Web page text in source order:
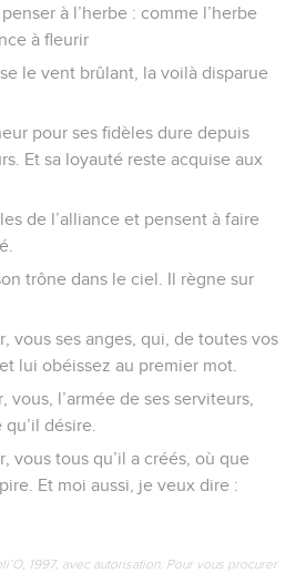
à l’herbe : comme l’herbe
à fleurir
le vent brûlant, la voilà disparue
pour ses fidèles dure depuis
Et sa loyauté reste acquise aux
de l’alliance et pensent à faire
trône dans le ciel. Il règne sur
vous ses anges, qui, de toutes vos
lui obéissez au premier mot.
vous, l’armée de ses serviteurs,
désire.
vous tous qu’il a créés, où que
Et moi aussi, je veux dire :
1997, avec autorisation. Pour vous procurer